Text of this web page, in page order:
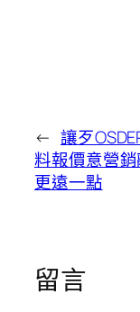
← 讓歹
料報價意營
更遠一點
留言